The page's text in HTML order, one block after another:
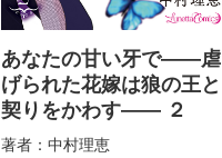
あなたの甘い牙で――虐
げられた花嫁は狼の王と
契りをかわす―― ２
著者：中村理恵